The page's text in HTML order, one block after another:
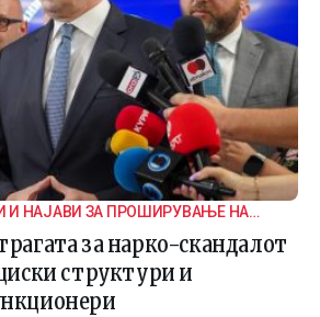
И НАЈАВИ ЗА ПРОШИРУВАЊЕ НА
за нарко-скандалот
структури и